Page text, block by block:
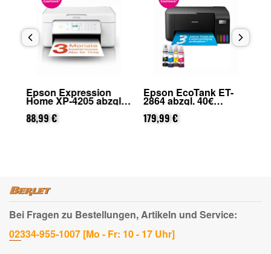
Epson Expression
Home XP-4205 abzgl.
25€ Cashback (von
Epson nach
Registrierung)
88,99 €
Epson EcoTank ET-
2864 abzgl. 40€
Cashback (von Epson
nach Registrierung)
179,99 €
Bei Fragen zu Bestellungen, Artikeln und Service:
02334-955-1007 [Mo - Fr: 10 - 17 Uhr]